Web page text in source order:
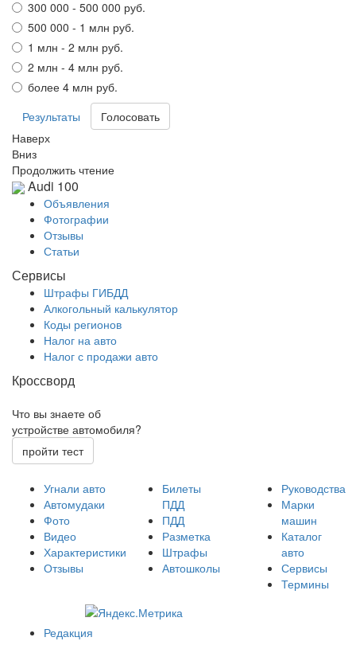
300 000 - 500 000 руб.
500 000 - 1 млн руб.
1 млн - 2 млн руб.
2 млн - 4 млн руб.
более 4 млн руб.
Результаты
Наверх
Вниз
Продолжить чтение
Audi 100
Объявления
Фотографии
Отзывы
Статьи
Сервисы
Штрафы ГИБДД
Алкогольный калькулятор
Коды регионов
Налог на авто
Налог с продажи авто
Кроссворд
Что вы знаете об
устройстве автомобиля?
пройти тест
Угнали авто
Автомудаки
Фото
Видео
Характеристики
Отзывы
Билеты
ПДД
ПДД
Разметка
Штрафы
Автошколы
Руководства
Марки
машин
Каталог
авто
Сервисы
Термины
Редакция